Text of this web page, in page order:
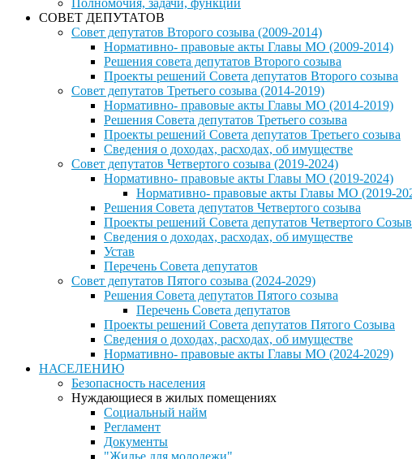
Полномочия, задачи, функции
СОВЕТ ДЕПУТАТОВ
Совет депутатов Второго созыва (2009-2014)
Нормативно- правовые акты Главы МО (2009-2014)
Решения совета депутатов Второго созыва
Проекты решений Совета депутатов Второго созыва
Совет депутатов Третьего созыва (2014-2019)
Нормативно- правовые акты Главы МО (2014-2019)
Решения Совета депутатов Третьего созыва
Проекты решений Совета депутатов Третьего созыва
Сведения о доходах, расходах, об имуществе
Совет депутатов Четвертого созыва (2019-2024)
Нормативно- правовые акты Главы МО (2019-2024)
Нормативно- правовые акты Главы МО (2019-
Решения Совета депутатов Четвертого созыва
Проекты решений Совета депутатов Четвертого
Сведения о доходах, расходах, об имуществе
Устав
Перечень Совета депутатов
Совет депутатов Пятого созыва (2024-2029)
Решения Совета депутатов Пятого созыва
Перечень Совета депутатов
Проекты решений Совета депутатов Пятого Созыва
Сведения о доходах, расходах, об имуществе
Нормативно- правовые акты Главы МО (2024-2029)
НАСЕЛЕНИЮ
Безопасность населения
Нуждающиеся в жилых помещениях
Социальный найм
Регламент
Документы
"Жилье для молодежи"